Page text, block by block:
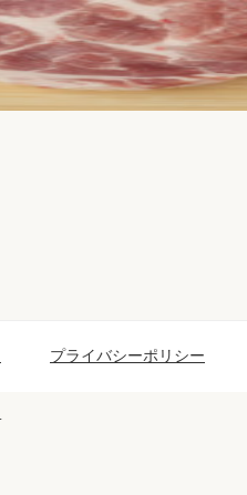
プライバシーポリシー